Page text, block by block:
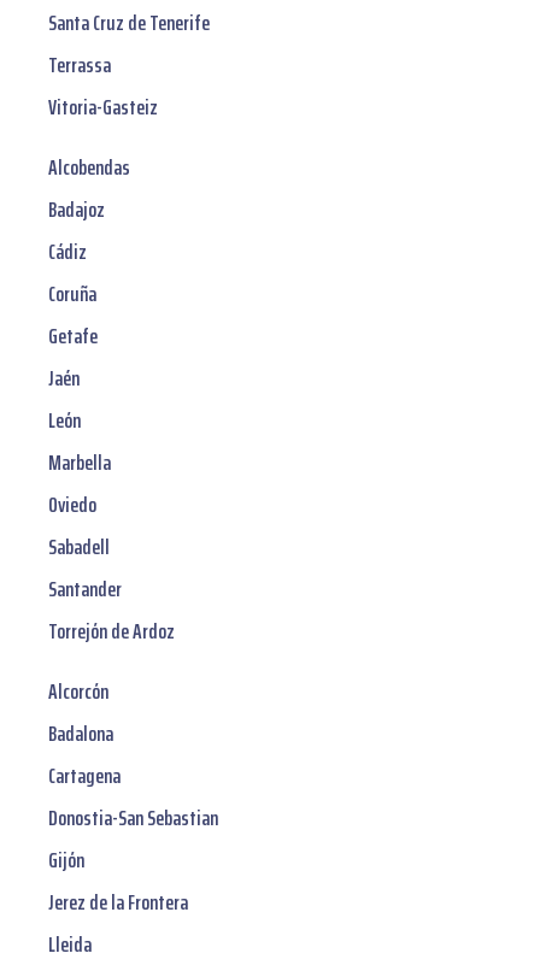
Santa Cruz de Tenerife
Terrassa
Vitoria-Gasteiz
Alcobendas
Badajoz
Cádiz
Coruña
Getafe
Jaén
León
Marbella
Oviedo
Sabadell
Santander
Torrejón de Ardoz
Alcorcón
Badalona
Cartagena
Donostia-San Sebastian
Gijón
Jerez de la Frontera
Lleida